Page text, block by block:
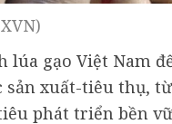
gạo Việt Nam
xuất-tiêu thụ,
phát triển bền